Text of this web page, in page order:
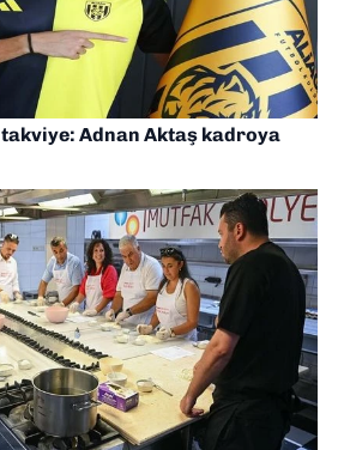
takviye: Adnan Aktaş kadroya